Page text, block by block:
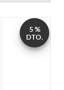
5 %
DTO.